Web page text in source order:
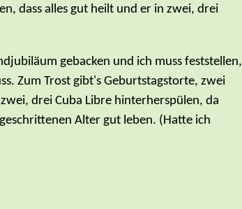
dass alles gut heilt und er in zwei, drei
gebacken und ich muss feststellen,
Zum Trost gibt's Geburtstagstorte, zwei
drei Cuba Libre hinterherspülen, da
Alter gut leben. (Hatte ich